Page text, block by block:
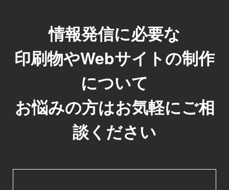
情報発信に必要な
印刷物やWebサイトの制作
について
お悩みの方はお気軽にご相
談ください